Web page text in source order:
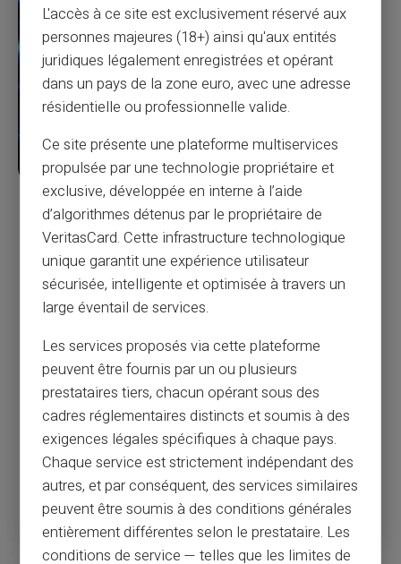
La policía de Niagara advierte sobre una
estafa de tarjetas de crédito de la era
COVID que perjudica
La policía de la región del Niágara advierte sobre las estafas
de tarjetas de crédito cada vez más comunes reportadas
Servicio de Policía Regional de Niágara dice que ha habido
un aumento en las transacciones fraudulentas con tarjetas
de crédito a medida que más empresas realizan ventas por
teléfono durante el COVID-19.
El servicio dice que el fraude implica el uso de tarjetas
obtenidas ilegalmente para pedir mercadería sin el
conocimiento del titular de la tarjeta.
Leer más
L'accès à ce site est exclusivement réservé aux
personnes majeures (18+) ainsi qu'aux entités
juridiques légalement enregistrées et opérant
dans un pays de la zone euro, avec une adresse
résidentielle ou professionnelle valide.
Ce site présente une plateforme multiservices
propulsée par une technologie propriétaire et
exclusive, développée en interne à l’aide
d’algorithmes détenus par le propriétaire de
VeritasCard. Cette infrastructure technologique
unique garantit une expérience utilisateur
sécurisée, intelligente et optimisée à travers un
large éventail de services.
Les services proposés via cette plateforme
peuvent être fournis par un ou plusieurs
prestataires tiers, chacun opérant sous des
cadres réglementaires distincts et soumis à des
exigences légales spécifiques à chaque pays.
Chaque service est strictement indépendant des
autres, et par conséquent, des services similaires
peuvent être soumis à des conditions générales
entièrement différentes selon le prestataire. Les
conditions de service — telles que les limites de